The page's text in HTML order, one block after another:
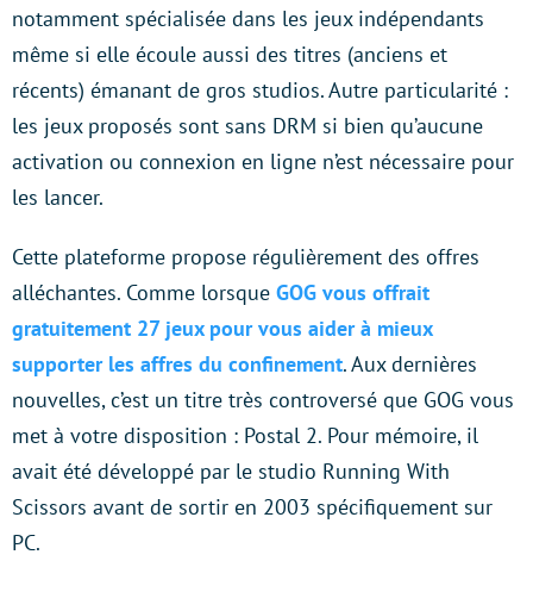
notamment spécialisée dans les jeux indépendants
même si elle écoule aussi des titres (anciens et
récents) émanant de gros studios. Autre particularité :
les jeux proposés sont sans DRM si bien qu’aucune
activation ou connexion en ligne n’est nécessaire pour
les lancer.
Cette plateforme propose régulièrement des offres
alléchantes. Comme lorsque GOG vous offrait
gratuitement 27 jeux pour vous aider à mieux
supporter les affres du confinement. Aux dernières
nouvelles, c’est un titre très controversé que GOG vous
met à votre disposition : Postal 2. Pour mémoire, il
avait été développé par le studio Running With
Scissors avant de sortir en 2003 spécifiquement sur
PC.